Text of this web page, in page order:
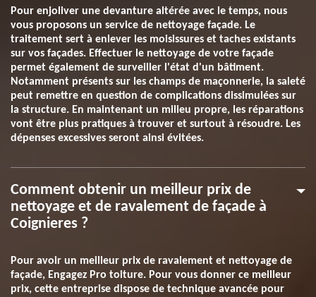
Pour enjoliver une devanture altérée avec le temps, nous
vous proposons un service de nettoyage façade. Le
traitement sert à enlever les moisissures et taches existants
sur vos façades. Effectuer le nettoyage de votre façade
permet également de surveiller l'état d'un bâtiment.
Notamment présents sur les champs de maçonnerie, la saleté
peut remettre en question de complications dissimulées sur
la structure. En maintenant un milieu propre, les réparations
vont être plus pratiques à trouver et surtout à résoudre. Les
dépenses excessives seront ainsi évitées.
Comment obtenir un meilleur prix de
nettoyage et de ravalement de façade à
Coignieres ?
Pour avoir un meilleur prix de ravalement et nettoyage de
façade, Engagez Pro toiture. Pour vous donner ce meilleur
prix, cette entreprise dispose de technique avancée pour